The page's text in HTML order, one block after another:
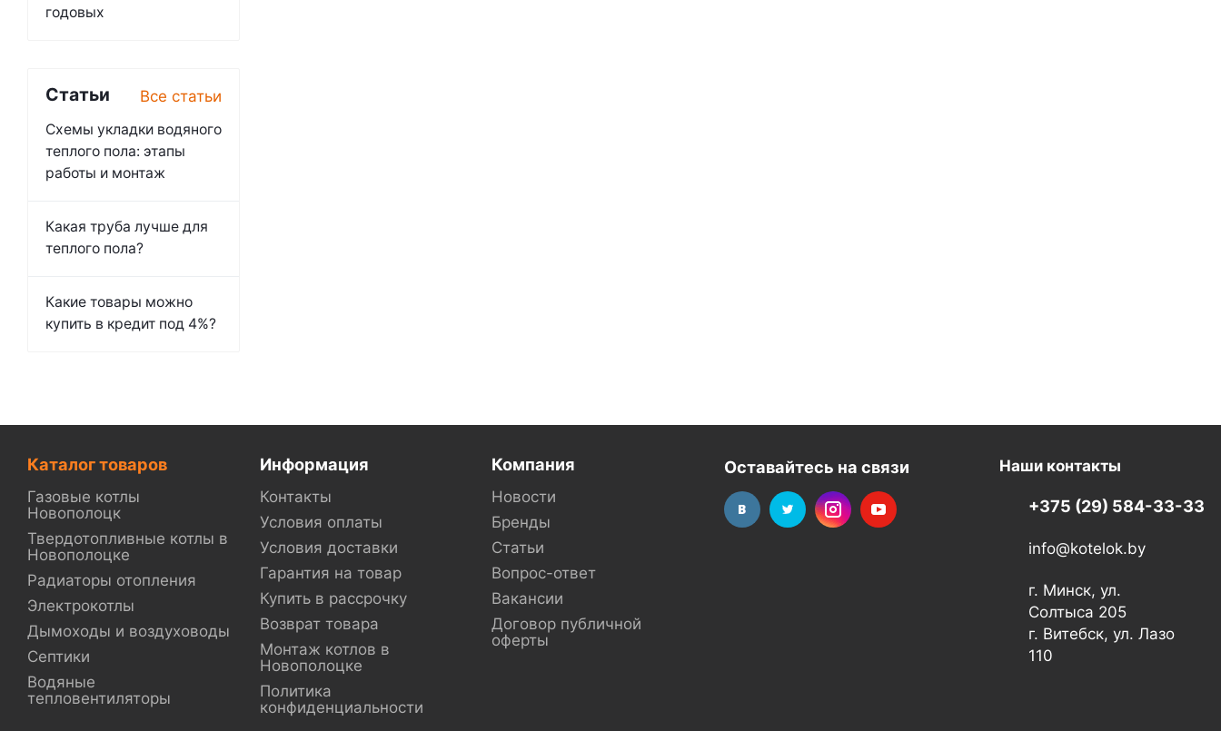
годовых
Статьи Все статьи
Схемы укладки водяного
теплого пола: этапы
работы и монтаж
Какая труба лучше для
теплого пола?
Какие товары можно
купить в кредит под 4%?
Каталог товаров
Газовые котлы
Новополоцк
Твердотопливные котлы в
Новополоцке
Радиаторы отопления
Электрокотлы
Дымоходы и воздуховоды
Септики
Водяные
тепловентиляторы
Информация
Контакты
Условия оплаты
Условия доставки
Гарантия на товар
Купить в рассрочку
Возврат товара
Монтаж котлов в
Новополоцке
Политика
конфиденциальности
Компания
Новости
Бренды
Статьи
Вопрос-ответ
Вакансии
Договор публичной
оферты
Оставайтесь на связи Наши контакты
+375 (29) 584-33-33
info@kotelok.by
г. Минск, ул.
Солтыса 205
г. Витебск, ул. Лазо
110